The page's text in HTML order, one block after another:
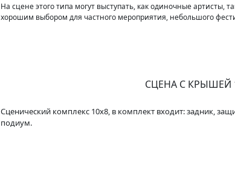
На сцене этого типа могут выступать, как одиночные артисты,
хорошим выбором для частного мероприятия, небольшого
СЦЕНА С КРЫШЕЙ
Сценический комплекс 10x8, в комплект входит: задник,
подиум.